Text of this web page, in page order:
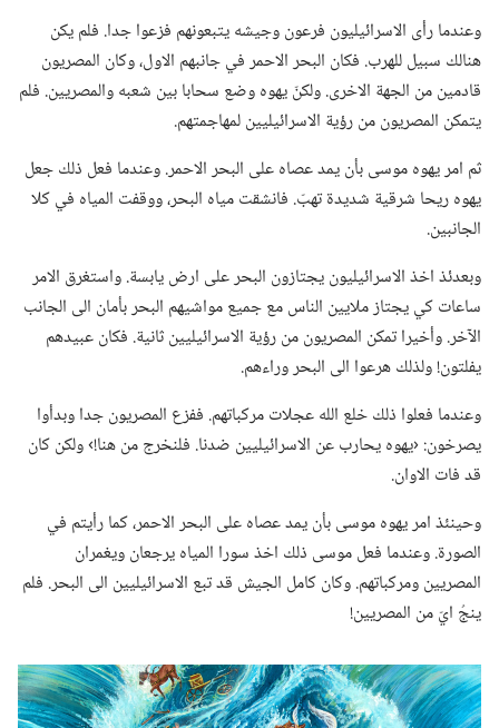
وعندما رأى الاسرائيليون فرعون وجيشه يتبعونهم فزعوا جدا.‏ فلم يكن
هنالك سبيل للهرب.‏ فكان البحر الاحمر في جانبهم الاول،‏ وكان المصريون
قادمين من الجهة الاخرى.‏ ولكنّ يهوه وضع سحابا بين شعبه والمصريين.‏ فلم
يتمكن المصريون من رؤية الاسرائيليين لمهاجمتهم.‏
ثم امر يهوه موسى بأن يمد عصاه على البحر الاحمر.‏ وعندما فعل ذلك جعل
يهوه ريحا شرقية شديدة تهبّ.‏ فانشقت مياه البحر،‏ ووقفت المياه في كلا
الجانبين.‏
وبعدئذ اخذ الاسرائيليون يجتازون البحر على ارض يابسة.‏ واستغرق الامر
ساعات كي يجتاز ملايين الناس مع جميع مواشيهم البحر بأمان الى الجانب
الآخر.‏ وأخيرا تمكن المصريون من رؤية الاسرائيليين ثانية.‏ فكان عبيدهم
يفلتون!‏ ولذلك هرعوا الى البحر وراءهم.‏
وعندما فعلوا ذلك خلع الله عجلات مركباتهم.‏ ففزع المصريون جدا وبدأوا
يصرخون:‏ ‹يهوه يحارب عن الاسرائيليين ضدنا.‏ فلنخرج من هنا!‏› ولكن كان
قد فات الاوان.‏
وحينئذ امر يهوه موسى بأن يمد عصاه على البحر الاحمر،‏ كما رأيتم في
الصورة.‏ وعندما فعل موسى ذلك اخذ سورا المياه يرجعان ويغمران
المصريين ومركباتهم.‏ وكان كامل الجيش قد تبع الاسرائيليين الى البحر.‏ فلم
ينجُ ايّ من المصريين!‏